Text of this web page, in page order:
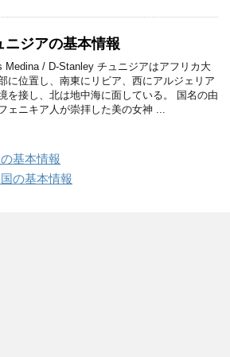
ニジアの基本情報
Medina / D-Stanley チュニジアはアフリカ大
に位置し、南東にリビア、西にアルジェリア
を接し、北は地中海に面している。 国名の由
ェニキア人が崇拝した美の女神 ...
基本情報
の基本情報